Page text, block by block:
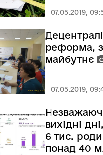
07.05.2019,
07.05.2019,
реформа,
майбутнє
вихідні
6 тис.
понад 40